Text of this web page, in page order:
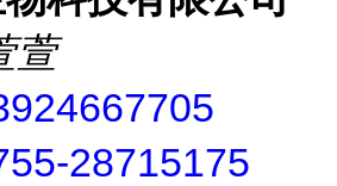
萱
28715175